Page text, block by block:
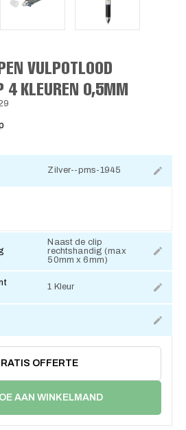
VULPOTLOOD
4 KLEUREN 0,5MM
Zilver--pms-1945
Naast de clip
rechtshandig (max
50mm x 6mm)
1 Kleur
OFFERTE
AAN WINKELMAND